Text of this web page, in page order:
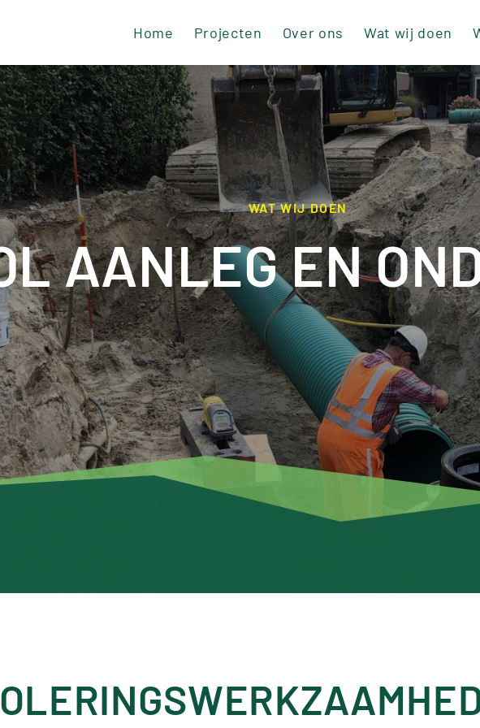
Home Projecten Over ons Wat wij doen
WAT WIJ DOEN
AANLEG EN